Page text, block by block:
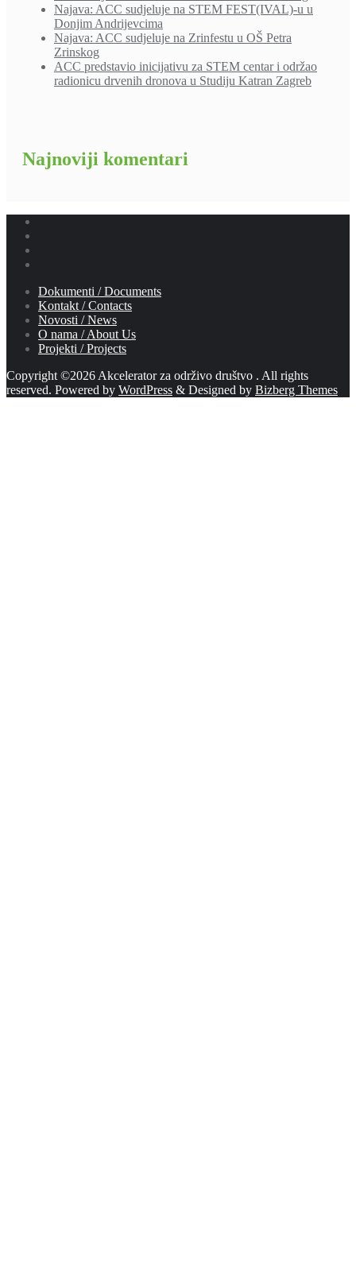
Najava: ACC sudjeluje na STEM FEST(IVAL)-u u
Donjim Andrijevcima
Najava: ACC sudjeluje na Zrinfestu u OŠ Petra
Zrinskog
ACC predstavio inicijativu za STEM centar i održao
radionicu drvenih dronova u Studiju Katran Zagreb
Najnoviji komentari
Dokumenti / Documents
Kontakt / Contacts
Novosti / News
O nama / About Us
Projekti / Projects
Copyright ©2026 Akcelerator za održivo društvo . All rights
reserved. Powered by WordPress & Designed by Bizberg Themes